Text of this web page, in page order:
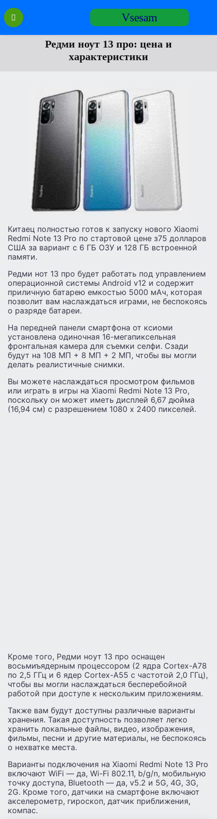
Перейти
содержанию
Vsesam
Редми ноут 13 про: цена и
характеристики
Китаец полностью готов к запуску нового Xiaomi
Redmi Note 13 Pro по стартовой цене з75 долларов
США за вариант с 6 ГБ ОЗУ и 128 ГБ встроенной
памяти.
Редми нот 13 про будет работать под управлением
операционной системы Android v12 и содержит
приличную батарею емкостью 5000 мАч, которая
позволит вам наслаждаться играми, не беспокоясь
о разряде батареи.
На передней панели смартфона от ксиоми
установлена ​​одиночная 16-мегапиксельная
фронтальная камера для съемки селфи. Сзади
будут на 108 МП + 8 МП + 2 МП, чтобы вы могли
делать реалистичные снимки.
Вы можете наслаждаться просмотром фильмов
или играть в игры на Xiaomi Redmi Note 13 Pro,
поскольку он может иметь дисплей 6,67 дюйма
(16,94 см) с разрешением 1080 x 2400 пикселей.
Кроме того, Редми ноут 13 про оснащен
восьмиъядерным процессором (2 ядра Cortex-A78
по 2,5 ГГц и 6 ядер Cortex-A55 с частотой 2,0 ГГц),
чтобы вы могли наслаждаться бесперебойной
работой при доступе к нескольким приложениям.
Также вам будут доступны различные варианты
хранения. Такая доступность позволяет легко
хранить локальные файлы, видео, изображения,
фильмы, песни и другие материалы, не беспокоясь
о нехватке места.
Варианты подключения на Xiaomi Redmi Note 13 Pro
включают WiFi — да, Wi-Fi 802.11, b/g/n, мобильную
точку доступа, Bluetooth — да, v5.2 и 5G, 4G, 3G,
2G. Кроме того, датчики на смартфоне включают
акселерометр, гироскоп, датчик приближения,
компас.